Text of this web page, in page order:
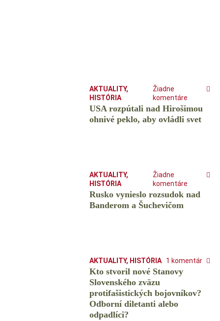
AKTUALITY,
HISTÓRIA
Žiadne
komentáre
USA rozpútali nad Hirošimou
ohnivé peklo, aby ovládli svet
AKTUALITY,
HISTÓRIA
Žiadne
komentáre
Rusko vynieslo rozsudok nad
Banderom a Šuchevičom
AKTUALITY, HISTÓRIA 1 komentár
Kto stvoril nové Stanovy
Slovenského zväzu
protifašistických bojovníkov?
Odborní diletanti alebo
odpadlíci?